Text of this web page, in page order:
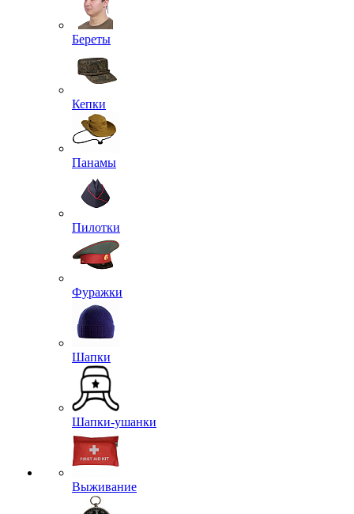
Береты
Кепки
Панамы
Пилотки
Фуражки
Шапки
Шапки-ушанки
Выживание